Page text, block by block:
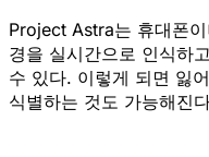
Project Astra는 휴대폰
경을 실시간으로 인식하
수 있다. 이렇게 되면 잃
식별하는 것도 가능해진